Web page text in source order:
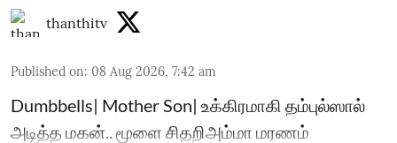
thanthitv
Published on: 08 Aug 2026, 7:42 am
Dumbbells| Mother Son| உக்கிரமாகி தம்புல்ஸால்
அடித்த மகன்.. மூளை சிதறிஅம்மா மரணம்